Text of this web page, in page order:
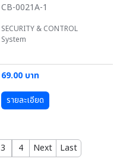
CB-0021A-1
SECURITY & CONTROL
System
69.00 บาท
รายละเอียด
3 4 Next Last